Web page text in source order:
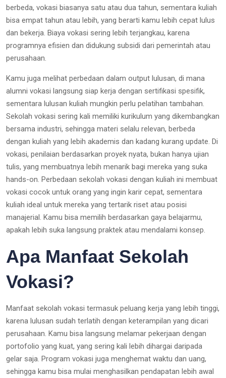
berbeda, vokasi biasanya satu atau dua tahun, sementara kuliah
bisa empat tahun atau lebih, yang berarti kamu lebih cepat lulus
dan bekerja. Biaya vokasi sering lebih terjangkau, karena
programnya efisien dan didukung subsidi dari pemerintah atau
perusahaan.
Kamu juga melihat perbedaan dalam output lulusan, di mana
alumni vokasi langsung siap kerja dengan sertifikasi spesifik,
sementara lulusan kuliah mungkin perlu pelatihan tambahan.
Sekolah vokasi sering kali memiliki kurikulum yang dikembangkan
bersama industri, sehingga materi selalu relevan, berbeda
dengan kuliah yang lebih akademis dan kadang kurang update. Di
vokasi, penilaian berdasarkan proyek nyata, bukan hanya ujian
tulis, yang membuatnya lebih menarik bagi mereka yang suka
hands-on. Perbedaan sekolah vokasi dengan kuliah ini membuat
vokasi cocok untuk orang yang ingin karir cepat, sementara
kuliah ideal untuk mereka yang tertarik riset atau posisi
manajerial. Kamu bisa memilih berdasarkan gaya belajarmu,
apakah lebih suka langsung praktek atau mendalami konsep.
Apa Manfaat Sekolah
Vokasi?
Manfaat sekolah vokasi termasuk peluang kerja yang lebih tinggi,
karena lulusan sudah terlatih dengan keterampilan yang dicari
perusahaan. Kamu bisa langsung melamar pekerjaan dengan
portofolio yang kuat, yang sering kali lebih dihargai daripada
gelar saja. Program vokasi juga menghemat waktu dan uang,
sehingga kamu bisa mulai menghasilkan pendapatan lebih awal